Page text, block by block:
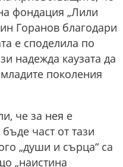
фондация „Лили
Горанов благодари
е споделила по
надежда каузата да
поколения
че за нея е
част от тази
„души и сърца“ са
„наистина